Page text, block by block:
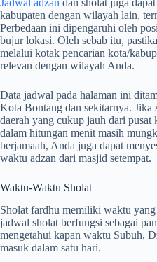
kabupaten dengan wilayah lain,
Perbedaan ini dipengaruhi oleh
bujur lokasi. Oleh sebab itu,
melalui kotak pencarian kota/
relevan dengan wilayah Anda.
Data jadwal pada halaman ini
Kota Bontang dan sekitarnya. Jika
daerah yang cukup jauh dari pusat
dalam hitungan menit masih
berjamaah, Anda juga dapat
waktu adzan dari masjid setempat.
Waktu-Waktu Sholat
Sholat fardhu memiliki waktu
jadwal sholat berfungsi sebagai
mengetahui kapan waktu Subuh,
masuk dalam satu hari.